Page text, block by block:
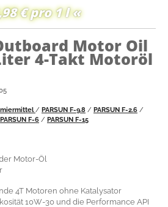
€ pro 1 l «
Motor Oil
4-Takt Motoröl
/ PARSUN F-9.8 / PARSUN F-2.6 /
PARSUN F-6 / PARSUN F-15
Motor-Öl
4T Motoren ohne Katalysator
10W-30 und die Performance API